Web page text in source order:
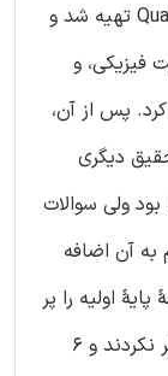
پرسشنامه از طریق Qualtrics XM (Provo, UT) تهیه شد و
فیزیکی، و
پس از آن،
(ژانویه تا مارس 2021)، تحقیق دیگری
ولی سوالات
به آزمون و علائم کووید-19 هم به آن اضافه
اولیه را پر
کردند (1/28 %، 1165=n) پرسشنامۀ دوم را پُر نکردند و 6